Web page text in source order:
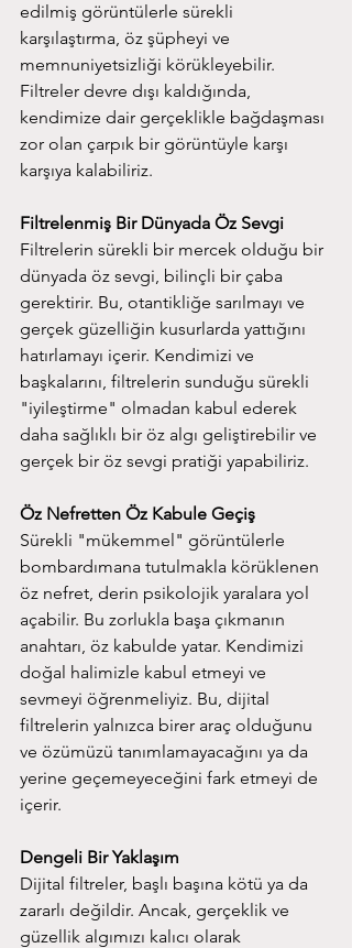
edilmiş görüntülerle sürekli
karşılaştırma, öz şüpheyi ve
memnuniyetsizliği körükleyebilir.
Filtreler devre dışı kaldığında,
kendimize dair gerçeklikle bağdaşması
zor olan çarpık bir görüntüyle karşı
karşıya kalabiliriz.
Filtrelenmiş Bir Dünyada Öz Sevgi
Filtrelerin sürekli bir mercek olduğu bir
dünyada öz sevgi, bilinçli bir çaba
gerektirir. Bu, otantikliğe sarılmayı ve
gerçek güzelliğin kusurlarda yattığını
hatırlamayı içerir. Kendimizi ve
başkalarını, filtrelerin sunduğu sürekli
"iyileştirme" olmadan kabul ederek
daha sağlıklı bir öz algı geliştirebilir ve
gerçek bir öz sevgi pratiği yapabiliriz.
Öz Nefretten Öz Kabule Geçiş
Sürekli "mükemmel" görüntülerle
bombardımana tutulmakla körüklenen
öz nefret, derin psikolojik yaralara yol
açabilir. Bu zorlukla başa çıkmanın
anahtarı, öz kabulde yatar. Kendimizi
doğal halimizle kabul etmeyi ve
sevmeyi öğrenmeliyiz. Bu, dijital
filtrelerin yalnızca birer araç olduğunu
ve özümüzü tanımlamayacağını ya da
yerine geçemeyeceğini fark etmeyi de
içerir.
Dengeli Bir Yaklaşım
Dijital filtreler, başlı başına kötü ya da
zararlı değildir. Ancak, gerçeklik ve
güzellik algımızı kalıcı olarak